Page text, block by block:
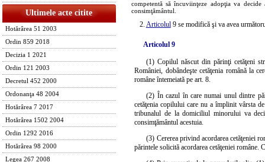
Ultimele acte citite
Hotărârea 51 2003
Ordin 859 2018
Decizia 1 2021
Ordin 121 2003
Decretul 452 2000
Ordonanţa 48 2004
Hotărârea 7 2017
Hotărârea 1502 2004
Ordin 1292 2016
Hotărârea 98 2000
Legea 267 2008
competentă să încuviinţeze adopţia va
consimţământul.
2. Articolul 9 se modifică şi va avea
Articolul 9
(1) Copilul născut din părinţi cetăţeni
României, dobândeşte cetăţenia română la
române întemeiată pe art. 8.
(2) În cazul în care numai unul dintre
cetăţenia copilului care nu a împlinit vârsta
tribunalul de la domiciliul minorului va
consimţământul acestuia.
(3) Cererea privind acordarea cetăţeniei
părintele solicită acordarea cetăţeniei române.